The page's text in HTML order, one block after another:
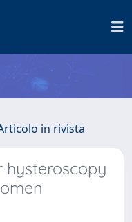
in rivista
hysteroscopy